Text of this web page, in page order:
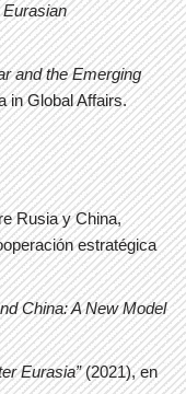
Eurasian
and the Emerging
in Global Affairs.
Rusia y China,
estratégica
China: A New Model
Eurasia”(2021), en